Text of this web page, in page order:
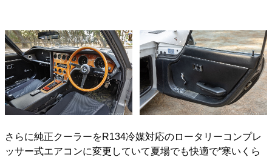
さらに純正クーラーをR134冷媒対応のロータリーコンプレ
ッサー式エアコンに変更していて夏場でも快適で“寒いくら